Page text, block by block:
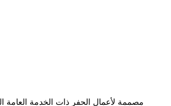
مصممة لأعمال الحفر ذات الخدمة العامة